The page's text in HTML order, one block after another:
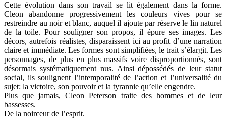
Cette évolution dans son travail se lit également dans la forme.
Cleon abandonne progressivement les couleurs vives pour se
restreindre au noir et blanc, auquel il ajoute par réserve le lin naturel
de la toile. Pour souligner son propos, il épure ses images. Les
décors, autrefois réalistes, disparaissent ici au profit d’une narration
claire et immédiate. Les formes sont simplifiées, le trait s’élargit. Les
personnages, de plus en plus massifs voire disproportionnés, sont
désormais systématiquement nus. Ainsi dépossédés de leur statut
social, ils soulignent l’intemporalité de l’action et l’universalité du
sujet: la victoire, son pouvoir et la tyrannie qu’elle engendre.
Plus que jamais, Cleon Peterson traite des hommes et de leur
bassesses.
De la noirceur de l’esprit.